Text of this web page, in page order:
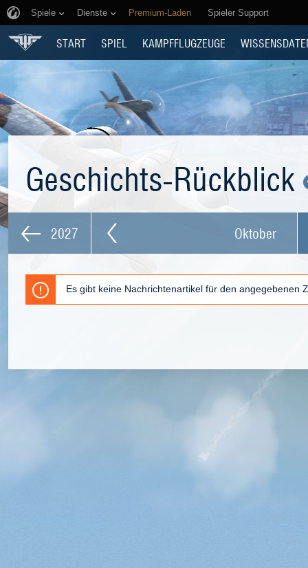
Spiele Dienste Premium-Laden Spieler Support
START SPIEL KAMPFFLUGZEUGE
Geschichts-Rückblick
2027 Oktober
Es gibt keine Nachrichtenartikel für den angegebenen